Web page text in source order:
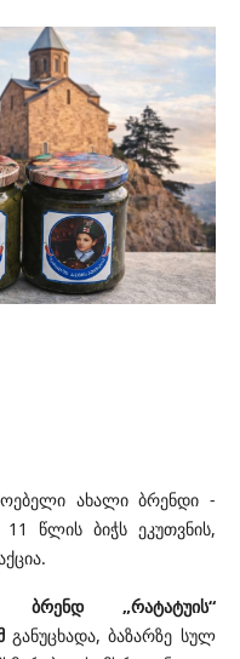
ახალი ბრენდი -
11 წლის ბიჭს ეკუთვნის,
ბრენდ „რატატუის“
განუცხადა, ბაზარზე სულ